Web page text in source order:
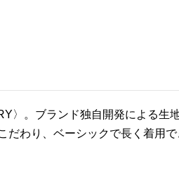
〉。ブランド独自開発による生
わり、ベーシックで長く着用